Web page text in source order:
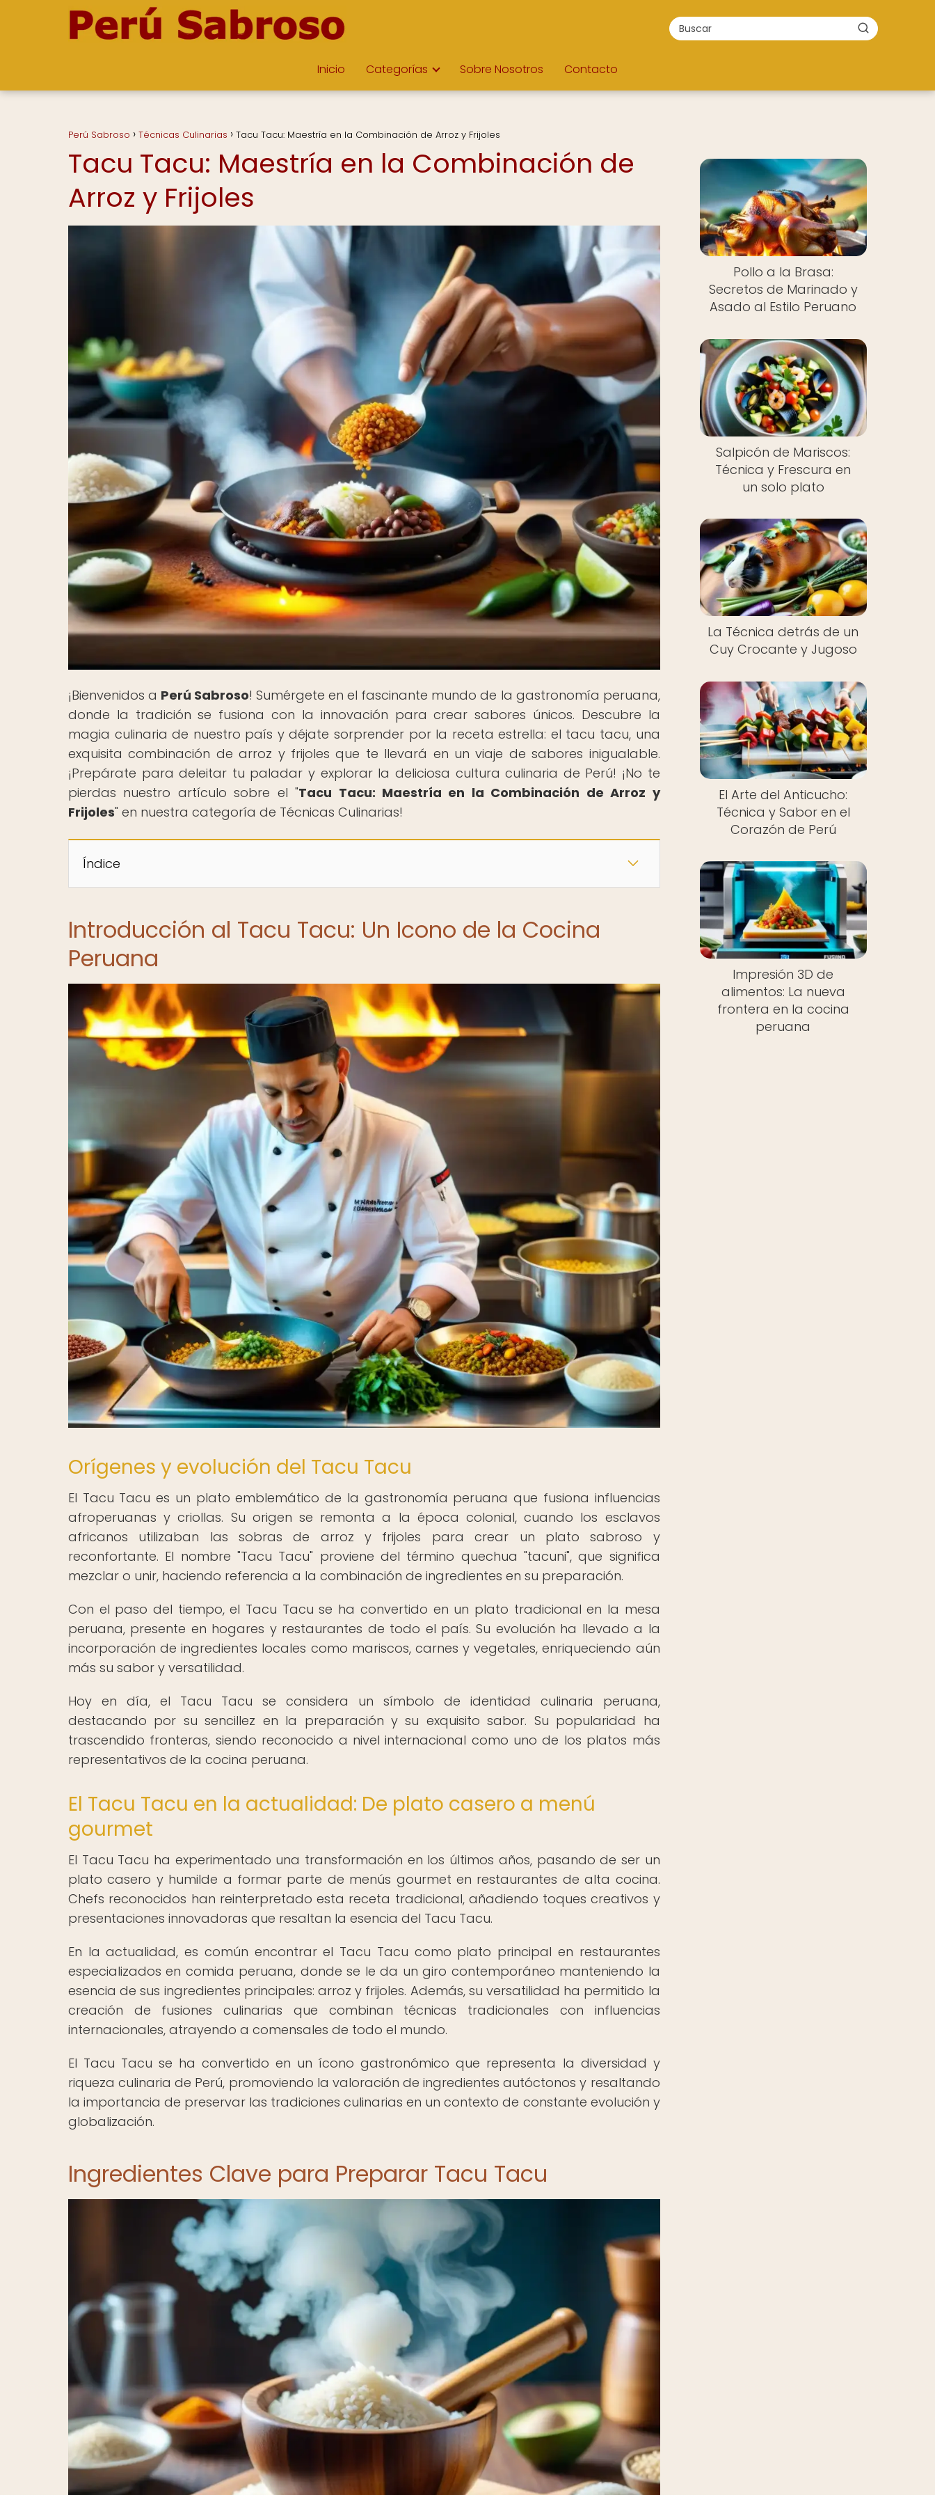
Inicio Categorías Sobre Nosotros Contacto
Perú Sabroso Técnicas Culinarias Tacu Tacu: Maestría en la Combinación de Arroz y Frijoles
Tacu Tacu: Maestría en la Combinación de
Arroz y Frijoles
¡Bienvenidos a Perú Sabroso! Sumérgete en el fascinante mundo de la gastronomía peruana,
donde la tradición se fusiona con la innovación para crear sabores únicos. Descubre la
magia culinaria de nuestro país y déjate sorprender por la receta estrella: el tacu tacu, una
exquisita combinación de arroz y frijoles que te llevará en un viaje de sabores inigualable.
¡Prepárate para deleitar tu paladar y explorar la deliciosa cultura culinaria de Perú! ¡No te
pierdas nuestro artículo sobre el "Tacu Tacu: Maestría en la Combinación de Arroz y
Frijoles" en nuestra categoría de Técnicas Culinarias!
Índice
Introducción al Tacu Tacu: Un Icono de la Cocina
Peruana
Orígenes y evolución del Tacu Tacu
El Tacu Tacu es un plato emblemático de la gastronomía peruana que fusiona influencias
afroperuanas y criollas. Su origen se remonta a la época colonial, cuando los esclavos
africanos utilizaban las sobras de arroz y frijoles para crear un plato sabroso y
reconfortante. El nombre "Tacu Tacu" proviene del término quechua "tacuni", que significa
mezclar o unir, haciendo referencia a la combinación de ingredientes en su preparación.
Con el paso del tiempo, el Tacu Tacu se ha convertido en un plato tradicional en la mesa
peruana, presente en hogares y restaurantes de todo el país. Su evolución ha llevado a la
incorporación de ingredientes locales como mariscos, carnes y vegetales, enriqueciendo aún
más su sabor y versatilidad.
Hoy en día, el Tacu Tacu se considera un símbolo de identidad culinaria peruana,
destacando por su sencillez en la preparación y su exquisito sabor. Su popularidad ha
trascendido fronteras, siendo reconocido a nivel internacional como uno de los platos más
representativos de la cocina peruana.
El Tacu Tacu en la actualidad: De plato casero a menú
gourmet
El Tacu Tacu ha experimentado una transformación en los últimos años, pasando de ser un
plato casero y humilde a formar parte de menús gourmet en restaurantes de alta cocina.
Chefs reconocidos han reinterpretado esta receta tradicional, añadiendo toques creativos y
presentaciones innovadoras que resaltan la esencia del Tacu Tacu.
En la actualidad, es común encontrar el Tacu Tacu como plato principal en restaurantes
especializados en comida peruana, donde se le da un giro contemporáneo manteniendo la
esencia de sus ingredientes principales: arroz y frijoles. Además, su versatilidad ha permitido la
creación de fusiones culinarias que combinan técnicas tradicionales con influencias
internacionales, atrayendo a comensales de todo el mundo.
El Tacu Tacu se ha convertido en un ícono gastronómico que representa la diversidad y
riqueza culinaria de Perú, promoviendo la valoración de ingredientes autóctonos y resaltando
la importancia de preservar las tradiciones culinarias en un contexto de constante evolución y
globalización.
Ingredientes Clave para Preparar Tacu Tacu
Pollo a la Brasa:
Secretos de Marinado y
Asado al Estilo Peruano
Salpicón de Mariscos:
Técnica y Frescura en
un solo plato
La Técnica detrás de un
Cuy Crocante y Jugoso
El Arte del Anticucho:
Técnica y Sabor en el
Corazón de Perú
Impresión 3D de
alimentos: La nueva
frontera en la cocina
peruana